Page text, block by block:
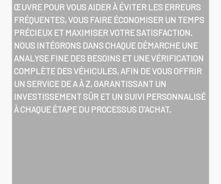
ŒUVRE POUR VOUS AIDER À ÉVITER LES ERREURS
FRÉQUENTES, VOUS FAIRE ÉCONOMISER UN TEMPS
PRÉCIEUX ET MAXIMISER VOTRE SATISFACTION.
NOUS INTÉGRONS DANS CHAQUE DÉMARCHE UNE
ANALYSE FINE DES BESOINS ET UNE VÉRIFICATION
COMPLÈTE DES VÉHICULES, AFIN DE VOUS OFFRIR
UN SERVICE DE A À Z, GARANTISSANT UN
INVESTISSEMENT SÛR ET UN SUIVI PERSONNALISÉ
À CHAQUE ÉTAPE DU PROCESSUS D'ACHAT.